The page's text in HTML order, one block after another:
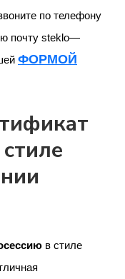
по телефону
почту steklo—
ФОРМОЙ
в стиле